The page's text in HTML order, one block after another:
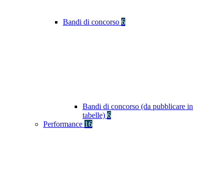
Bandi di concorso 6
Bandi di concorso (da pubblicare in
tabelle) 6
Performance 16